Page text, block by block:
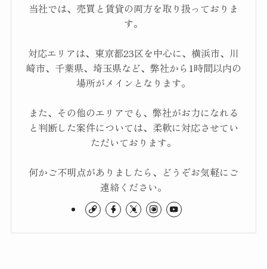
当社では、売買と賃貸の両方を取り扱っておりま
す。
対応エリアは、東京都23区を中心に、横浜市、川
崎市、千葉県、埼玉県など、弊社から1時間以内の
場所がメインとなります。
また、その他のエリアでも、弊社がお力になれる
と判断した案件については、柔軟に対応させてい
ただいております。
何かご不明点がありましたら、どうぞお気軽にご
連絡ください。